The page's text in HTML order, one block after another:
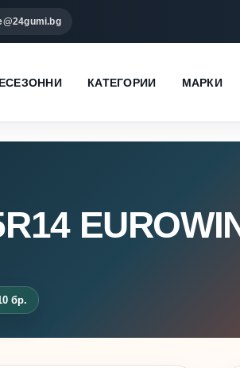
КАТЕГОРИИ МАРКИ
бр.